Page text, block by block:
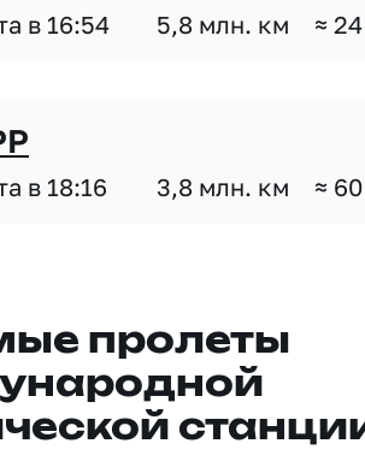
в 16:54 5,8 млн. км ≈
в 18:16 3,8 млн. км ≈
пролеты